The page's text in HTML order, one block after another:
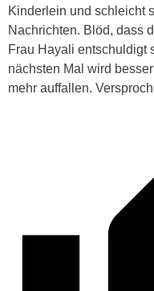
Kinderlein und schleicht
Nachrichten. Blöd, dass
Frau Hayali entschuldigt
nächsten Mal wird
mehr auffallen.